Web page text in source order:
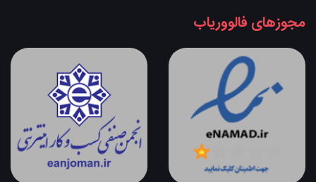
مجوزهای فالووریاب